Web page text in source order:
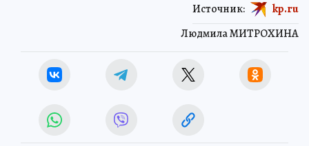
Людмила МИТРОХИНА
Источник: kp.ru